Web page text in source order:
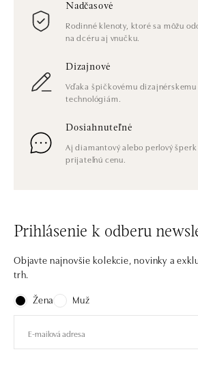
Nadčasové
Rodinné klenoty, ktoré sa môžu
na dcéru aj vnučku.
Dizajnové
Vďaka špičkovému
technológiám.
Dosiahnuteľné
Aj diamantový alebo perlový
prijateľnú cenu.
Prihlásenie k odberu
Objavte najnovšie kolekcie, novinky a
trh.
Žena
Muž